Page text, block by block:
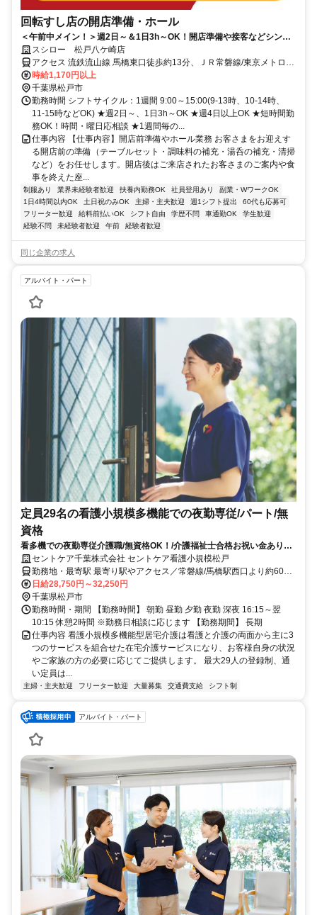
回転すし店の開店準備・ホール
＜午前中メイン！＞週2日～＆1日3h～OK！開店準備や接客などシンプ
ル業務
スシロー 松戸八ケ崎店
アクセス 流鉄流山線 馬橋東口徒歩約13分、ＪＲ常磐線/東京メトロ千
代田線 馬橋東口徒歩約13分、ＪＲ武蔵野線 新松戸徒歩約22分
時給1,170円以上
千葉県松戸市
勤務時間 シフトサイクル：1週間 9:00～15:00(9-13時、10-14時、
11-15時などOK) ★週2日～、1日3h～OK ★週4日以上OK ★短時間勤
務OK！時間・曜日応相談 ★1週間毎の...
仕事内容 【仕事内容】開店前準備やホール業務 お客さまをお迎えす
る開店前の準備（テーブルセット・調味料の補充・湯呑の補充・清掃
など）をお任せします。開店後はご来店されたお客さまのご案内や食
事を終えた座...
制服あり 業界未経験者歓迎 扶養内勤務OK 社員登用あり
副業・WワークOK
1日4時間以内OK
土日祝のみOK 主婦・主夫歓迎 週1シフト提出
60代も応募可
フリーター歓迎
給料前払いOK シフト自由 学歴不問 車通勤OK
学生歓迎
経験不問
未経験者歓迎 午前 経験者歓迎
同じ企業の求人
アルバイト・パート
定員29名の看護小規模多機能での夜勤専従/パート/無
資格
看多機での夜勤専従介護職/無資格OK！/介護福祉士合格お祝い金あり☆
資格取得をサポートします！
セントケア千葉株式会社 セントケア看護小規模松戸
勤務地・最寄駅 最寄り駅やアクセス／常磐線/馬橋駅西口より約600
ｍ徒歩6分 ＜マイカー通勤可/駐車場完備＞
日給28,750円～32,250円
千葉県松戸市
勤務時間・期間 【勤務時間】 朝勤 昼勤 夕勤 夜勤 深夜 16:15～翌
10:15 休憩2時間 ※勤務日相談に応じます 【勤務期間】 長期
仕事内容 看護小規模多機能型居宅介護は看護と介護の両面から主に3
つのサービスを組合せた在宅介護サービスになり、お客様自身の状況
やご家族の方の必要に応じてご提供します。 最大29人の登録制、通
い定員は...
主婦・主夫歓迎 フリーター歓迎 大量募集 交通費支給 シフト制
アルバイト・パート